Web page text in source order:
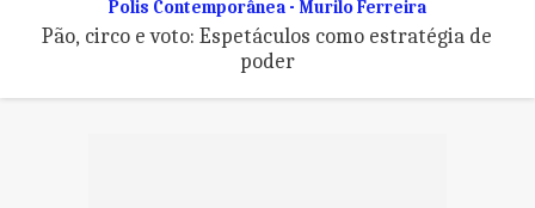
Polis Contemporânea - Murilo Ferreira
Pão, circo e voto: Espetáculos como estratégia de
poder